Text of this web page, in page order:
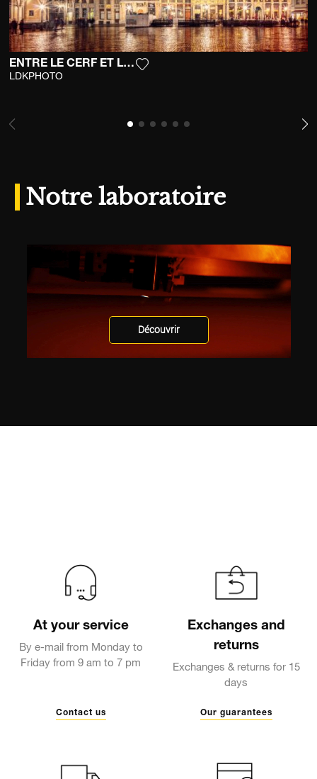
ENTRE LE CERF ET LE MARCHAND D'OR
LDKPHOTO
Notre laboratoire
Découvrir
At your service
By e-mail from Monday to
Friday from 9 am to 7 pm
Contact us
Exchanges and
returns
Exchanges & returns for 15
days
Our guarantees